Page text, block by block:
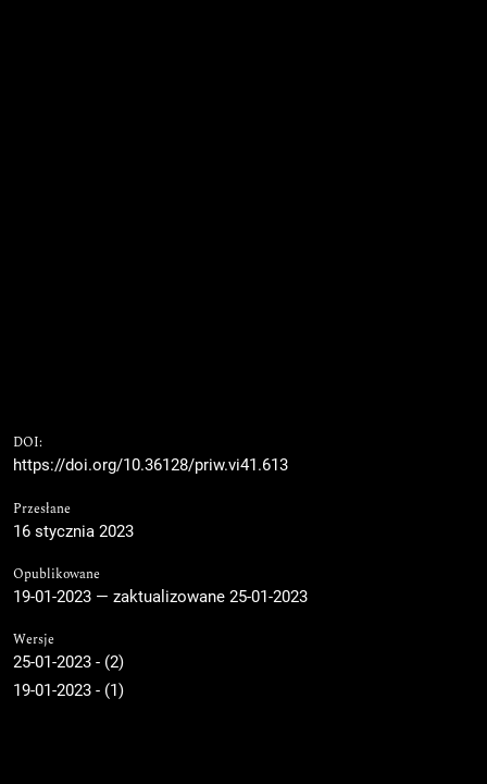
DOI:
https://doi.org/10.36128/priw.vi41.613
Przesłane
16 stycznia 2023
Opublikowane
19-01-2023 — zaktualizowane 25-01-2023
Wersje
25-01-2023 - (2)
19-01-2023 - (1)